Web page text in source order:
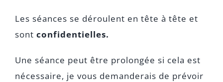
Les séances se déroulent en tête à tête et
sont confidentielles.
Une séance peut être prolongée si cela est
nécessaire, je vous demanderais de prévoir